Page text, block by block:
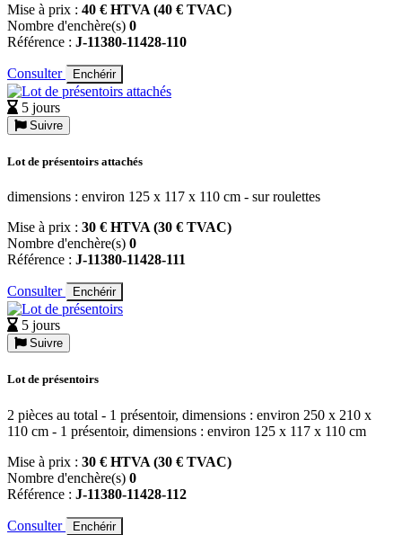
Mise à prix : 40 € HTVA (40 € TVAC)
Nombre d'enchère(s) 0
Référence : J-11380-11428-110
Consulter Enchérir
5 jours
Suivre
Lot de présentoirs attachés
dimensions : environ 125 x 117 x 110 cm - sur roulettes
Mise à prix : 30 € HTVA (30 € TVAC)
Nombre d'enchère(s) 0
Référence : J-11380-11428-111
Consulter Enchérir
5 jours
Suivre
Lot de présentoirs
2 pièces au total - 1 présentoir, dimensions : environ 250 x 210 x
110 cm - 1 présentoir, dimensions : environ 125 x 117 x 110 cm
Mise à prix : 30 € HTVA (30 € TVAC)
Nombre d'enchère(s) 0
Référence : J-11380-11428-112
Consulter Enchérir